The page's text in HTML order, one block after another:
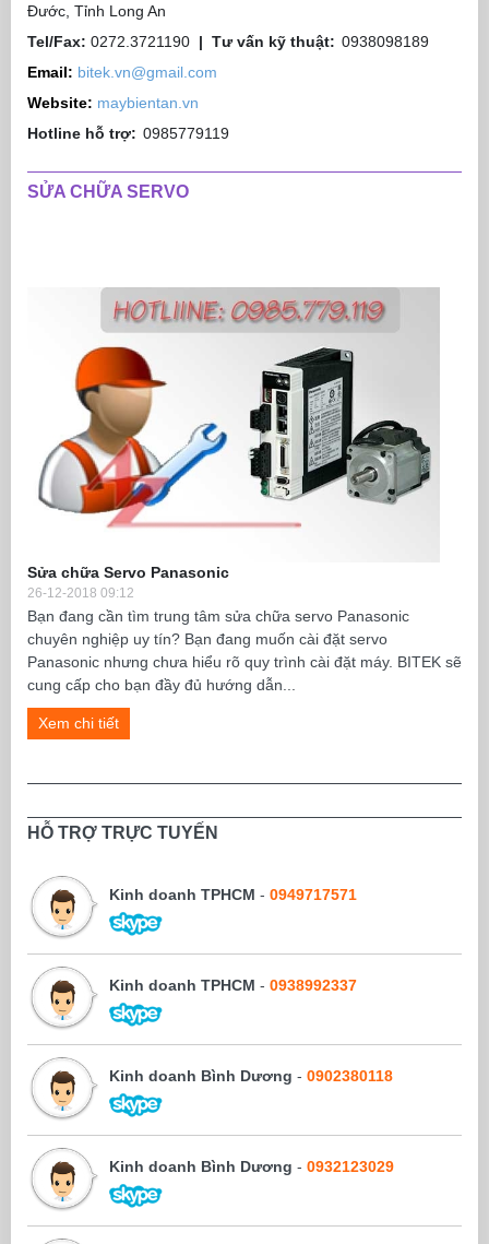
Đước, Tỉnh Long An
Tel/Fax: 0272.3721190 | Tư vấn kỹ thuật: 0938098189
Email: bitek.vn@gmail.com
Website: maybientan.vn
Hotline hỗ trợ: 0985779119
SỬA CHỮA SERVO
Sửa chữa Servo Panasonic
26-12-2018 09:12
Bạn đang cần tìm trung tâm sửa chữa servo Panasonic
chuyên nghiệp uy tín? Bạn đang muốn cài đặt servo
Panasonic nhưng chưa hiểu rõ quy trình cài đặt máy. BITEK sẽ
cung cấp cho bạn đầy đủ hướng dẫn...
Xem chi tiết
HỖ TRỢ TRỰC TUYẾN
Kinh doanh TPHCM - 0949717571
Kinh doanh TPHCM - 0938992337
Kinh doanh Bình Dương - 0902380118
Kinh doanh Bình Dương - 0932123029